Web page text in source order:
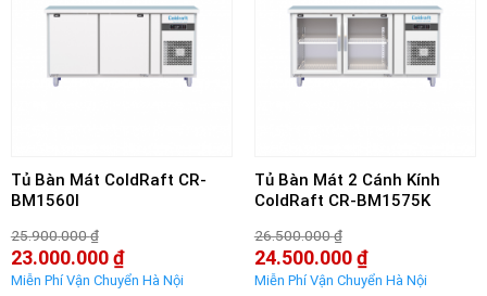
Tủ Bàn Mát ColdRaft CR-
BM1560I
25.900.000₫
Giá
gốc
là:
23.000.000₫
Giá
Tủ Bàn Mát 2 Cánh Kính
ColdRaft CR-BM1575K
26.500.000₫
Giá
gốc
là:
24.500.000₫
Giá